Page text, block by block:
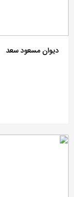
دیوان مسعود سعد